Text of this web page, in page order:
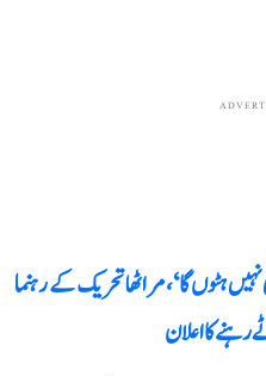
ہٹوں گا‘، مراٹھا تحریک کے رہنما
رہنے کا اعلان